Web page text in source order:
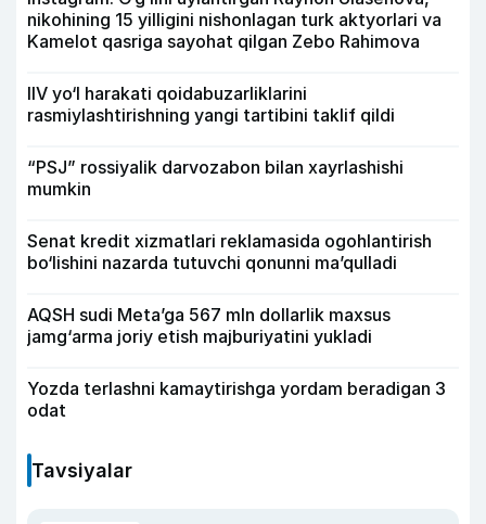
nikohining 15 yilligini nishonlagan turk aktyorlari va
Kamelot qasriga sayohat qilgan Zebo Rahimova
IIV yo‘l harakati qoidabuzarliklarini
rasmiylashtirishning yangi tartibini taklif qildi
“PSJ” rossiyalik darvozabon bilan xayrlashishi
mumkin
Senat kredit xizmatlari reklamasida ogohlantirish
bo‘lishini nazarda tutuvchi qonunni ma’qulladi
AQSH sudi Meta’ga 567 mln dollarlik maxsus
jamg‘arma joriy etish majburiyatini yukladi
Yozda terlashni kamaytirishga yordam beradigan 3
odat
Tavsiyalar